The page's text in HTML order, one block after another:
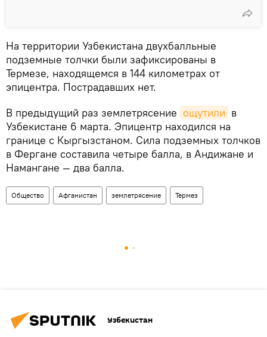
На территории Узбекистана двухбалльные
подземные толчки были зафиксированы в
Термезе, находящемся в 144 километрах от
эпицентра. Пострадавших нет.
В предыдущий раз землетрясение ощутили в
Узбекистане 6 марта. Эпицентр находился на
границе с Кыргызстаном. Сила подземных толчков
в Фергане составила четыре балла, в Андижане и
Намангане — два балла.
Общество Афганистан землетрясение Термез
Узбекистан